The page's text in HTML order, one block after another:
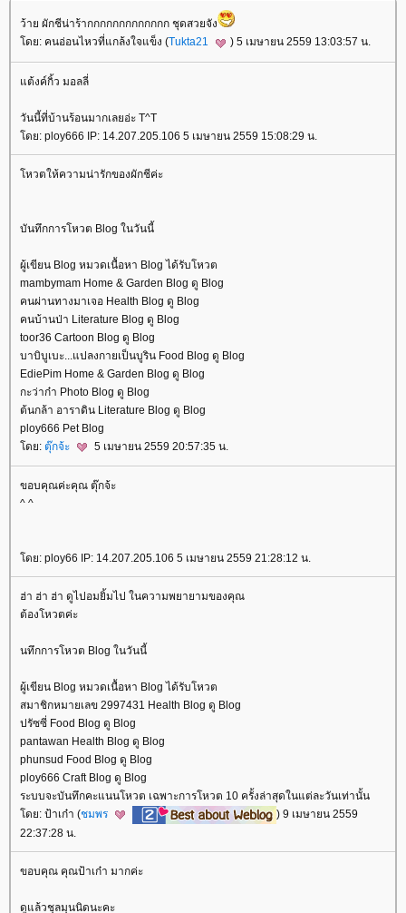
ว้าย ผักชีน่าร้ากกกกกกกกกกกกก ชุดสวยจัง
ดย: คนอ่อนไหวที่แกล้งใจแข็ง (Tukta21 ) 5 เมษายน 2559 13:03:57 น.
ต้งค์กิ้ว มอลลี่
วันนี้ที่บ้านร้อนมากเลยอ่ะ T^T
ดย: ploy666 IP: 14.207.205.106 5 เมษายน 2559 15:08:29 น.
หวตให้ความน่ารักของผักชีค่ะ
บันทึกการโหวต Blog ในวันนี้
ผู้เขียน Blog หมวดเนื้อหา Blog ได้รับโหวต
mambymam Home & Garden Blog ดู Blog
คนผ่านทางมาเจอ Health Blog ดู Blog
คนบ้านป่า Literature Blog ดู Blog
toor36 Cartoon Blog ดู Blog
บาบิบูเบะ...แปลงกายเป็นบูริน Food Blog ดู Blog
EdiePim Home & Garden Blog ดู Blog
กะว่าก๋า Photo Blog ดู Blog
ต้นกล้า อาราดิน Literature Blog ดู Blog
ploy666 Pet Blog
ดย: ตุ๊กจ้ะ 5 เมษายน 2559 20:57:35 น.
ขอบคุณค่ะคุณ ตุ๊กจ้ะ
^ ^
ดย: ploy66 IP: 14.207.205.106 5 เมษายน 2559 21:28:12 น.
ฮ่า ฮ่า ฮ่า ดูไปอมยิ้มไป ในความพยายามของคุณ
ต้องโหวตค่ะ
นทึกการโหวต Blog ในวันนี้
ผู้เขียน Blog หมวดเนื้อหา Blog ได้รับโหวต
สมาชิกหมายเลข 2997431 Health Blog ดู Blog
ปรัซซี่ Food Blog ดู Blog
pantawan Health Blog ดู Blog
phunsud Food Blog ดู Blog
ploy666 Craft Blog ดู Blog
ระบบจะบันทึกคะแนนโหวต เฉพาะการโหวต 10 ครั้งล่าสุดในแต่ละวันเท่านั้น
ดย: ป้าเก๋า (ชมพร
) 9 เมษายน 2559
22:37:28 น.
ขอบคุณ คุณป้าเก๋า มากค่ะ
ดูแล้วชุลมุนนิดนะคะ